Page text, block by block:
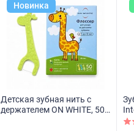
Новинка
Детская зубная нить с
держателем ON WHITE, 50